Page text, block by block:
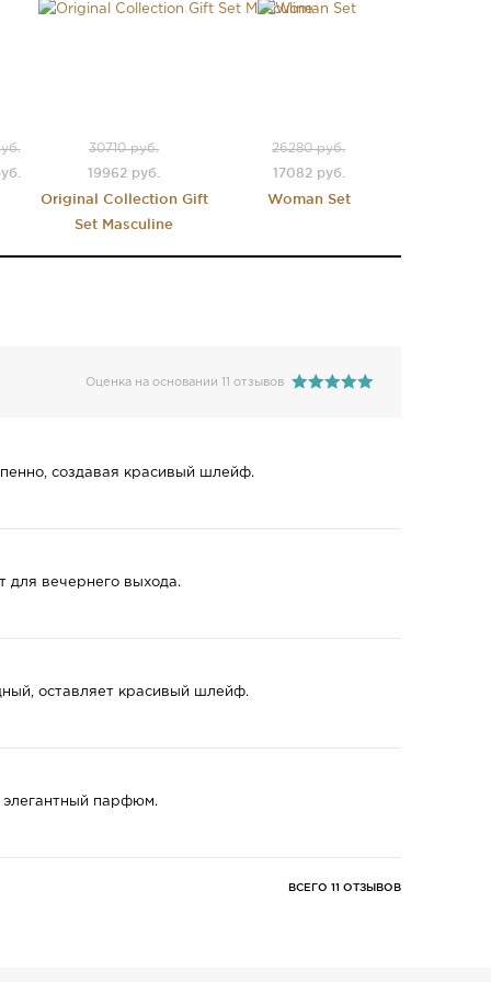
30710 руб.
19962 руб.
Original Collection Gift
Set Masculine
26280 руб.
17082 руб.
Woman Set
Оценка на основании 11 отзывов
создавая красивый шлейф.
для вечернего выхода.
оставляет красивый шлейф.
элегантный парфюм.
ВСЕГО 11 ОТЗЫВОВ